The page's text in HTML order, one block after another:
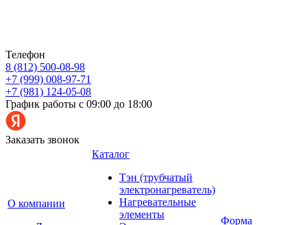
Телефон
8 (812) 500-08-98
+7 (999) 008-97-71
+7 (981) 124-05-08
График работы с 09:00 до 18:00
Заказать звонок
О компании
Каталог
Тэн (трубчатый
электронагреватель)
Нагревательные
элементы
Форма